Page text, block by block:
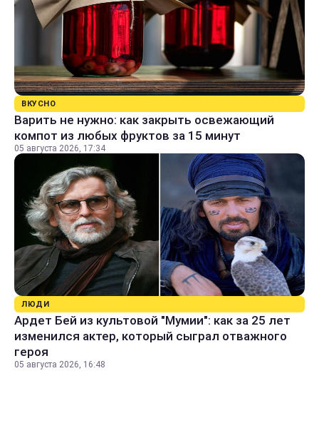
ВКУСНО
Варить не нужно: как закрыть освежающий
компот из любых фруктов за 15 минут
05 августа 2026, 17:34
ЛЮДИ
Ардет Бей из культовой "Мумии": как за 25 лет
изменился актер, который сыграл отважного
героя
05 августа 2026, 16:48